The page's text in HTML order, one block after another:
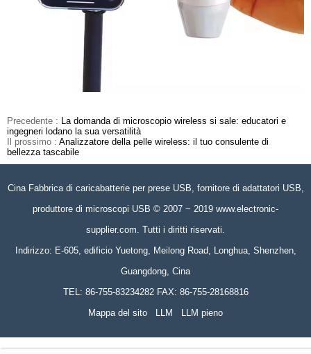
Precedente : La domanda di microscopio wireless si sale: educatori e
ingegneri lodano la sua versatilità
Il prossimo : Analizzatore della pelle wireless: il tuo consulente di
bellezza tascabile
Cina Fabbrica di caricabatterie per prese USB, fornitore di adattatori USB,
produttore di microscopi USB © 2007 ~ 2019 www.electronic-
supplier.com. Tutti i diritti riservati.
Indirizzo: E-605, edificio Yuetong, Meilong Road, Longhua, Shenzhen,
Guangdong, Cina
TEL: 86-755-83234282 FAX: 86-755-28168816
Mappa del sito
LLM LLM pieno